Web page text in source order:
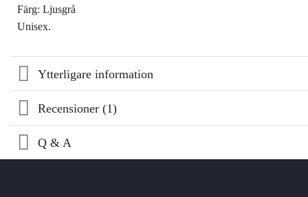
Färg: Ljusgrå
Unisex.
Ytterligare information
Recensioner (1)
Q & A